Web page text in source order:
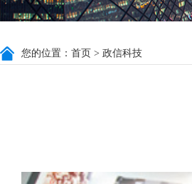
您的位置： 首页 > 政信科技